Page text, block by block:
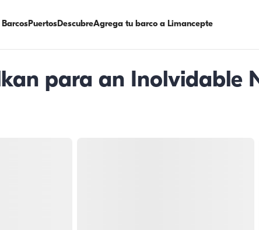
BarcosPuertosDescubreAgrega tu barco a Limancepte
para an Inolvidable